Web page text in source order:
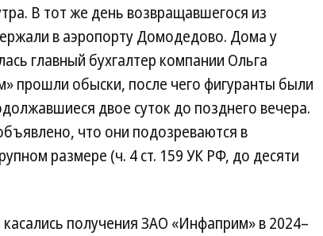
В тот же день возвращавшегося из
в аэропорту Домодедово. Дома у
главный бухгалтер компании Ольга
прошли обыски, после чего фигуранты были
двое суток до позднего вечера.
что они подозреваются в
размере (ч. 4 ст. 159 УК РФ, до десяти
касались получения ЗАО «Инфаприм» в 2024–